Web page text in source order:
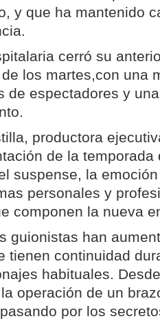
y que ha mantenido
cerró su
los martes,con una
de espectadores y
productora
de la temporada
suspense, la
personales y
componen la nueva
guionistas han
tienen continuidad
habituales.
operación de un
por los